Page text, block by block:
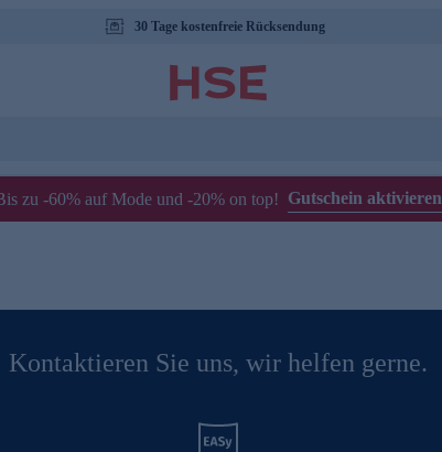
30 Tage kostenfreie Rücksendung
zu -60% auf Mode und -20% on top! Gutschein aktivieren
Kontaktieren Sie uns, wir helfen gerne.